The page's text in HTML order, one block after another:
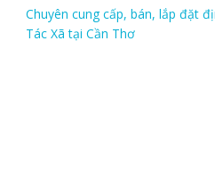
Chuyên cung cấp, bán, lắp đặt
Tác Xã tại Cần Thơ